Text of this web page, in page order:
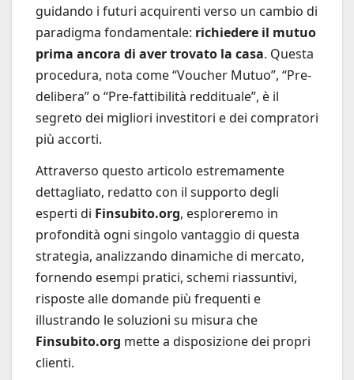
guidando i futuri acquirenti verso un cambio di
paradigma fondamentale: richiedere il mutuo
prima ancora di aver trovato la casa. Questa
procedura, nota come “Voucher Mutuo”, “Pre-
delibera” o “Pre-fattibilità reddituale”, è il
segreto dei migliori investitori e dei compratori
più accorti.
Attraverso questo articolo estremamente
dettagliato, redatto con il supporto degli
esperti di Finsubito.org, esploreremo in
profondità ogni singolo vantaggio di questa
strategia, analizzando dinamiche di mercato,
fornendo esempi pratici, schemi riassuntivi,
risposte alle domande più frequenti e
illustrando le soluzioni su misura che
Finsubito.org mette a disposizione dei propri
clienti.